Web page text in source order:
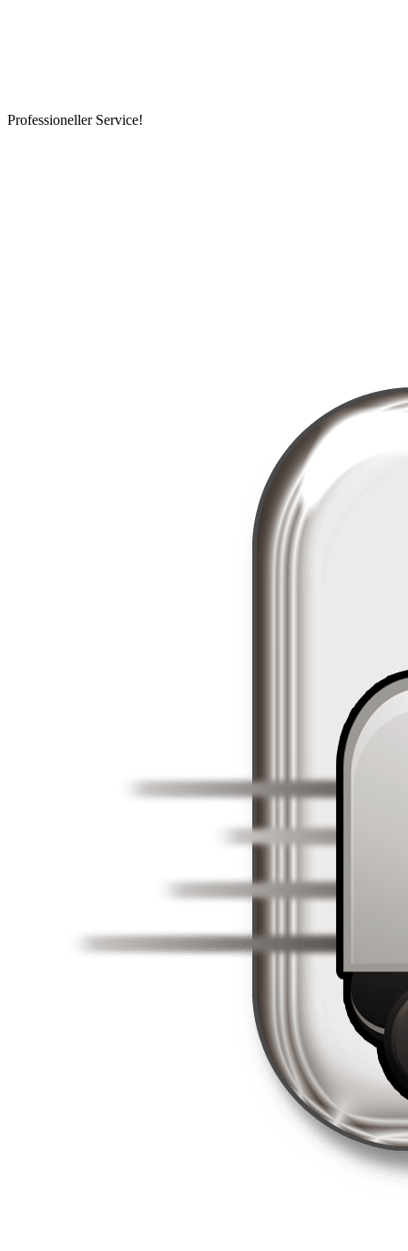
Professioneller Service!